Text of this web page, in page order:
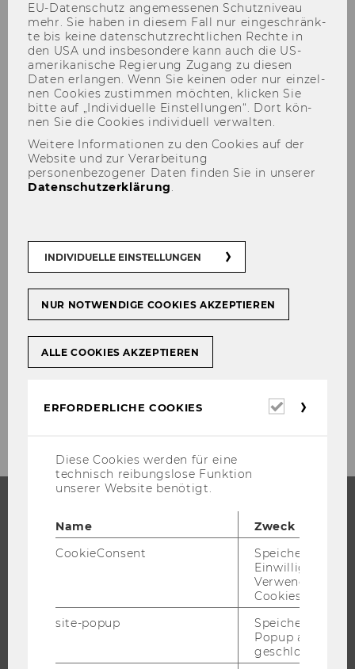
Ger­man Trans­la­ti­on
Info Cube
Ca­te­go­ry
Data Ware­house Ma­nage­ment
Short De­scrip­ti­on
A sys­tem of lo­gi­cal cubes in which the user is
[vgl. Data Ware­house Ma­nage­ment Using SAP
BW, Pros­ser/Os­simitz (2001)]
STUDIUM
DOKTORAT / PHD
EU-​Datenschutz an­ge­mes­se­nen Schutz­ni­veau
mehr. Sie haben in die­sem Fall nur ein­ge­schränk­
te bis keine da­ten­schutz­recht­li­chen Rech­te in
den USA und ins­be­son­de­re kann auch die US-​
amerikanische Re­gie­rung Zu­gang zu die­sen
Daten er­lan­gen. Wenn Sie kei­nen oder nur ein­zel­
nen Coo­kies zu­stim­men möch­ten, kli­cken Sie
bitte auf „In­di­vi­du­el­le Ein­stel­lun­gen“. Dort kön­
nen Sie die Coo­kies in­di­vi­du­ell ver­wal­ten.
Weitere Informationen zu den Cookies auf der
Website und zur Verarbeitung
personenbezogener Daten finden Sie in unserer
Datenschutzerklärung.
INDIVIDUELLE EINSTELLUNGEN
NUR NOTWENDIGE COOKIES AKZEPTIEREN
ALLE COOKIES AKZEPTIEREN
ERFORDERLICHE COOKIES
Diese Cookies werden für eine
technisch reibungslose Funktion
unserer Website benötigt.
Name
Zweck
CookieConsent
Speichert Ihre
Einwilligung zur
Verwendung von
Cookies.
site-popup
Speichert ob ein
Popup
geschlossen